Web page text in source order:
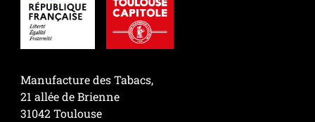
Manufacture des Tabacs,
21 allée de Brienne
31042 Toulouse